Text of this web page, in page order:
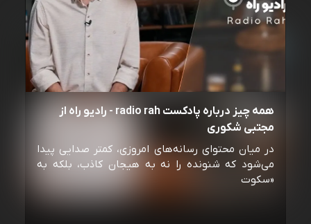
همه چیز درباره پادکست radio rah - رادیو راه از
مجتبی شکوری
در میان محتوای رسانه‌های امروزی، کمتر صدایی پیدا
می‌شود که شنونده را نه به هیجان کاذب، بلکه به
«سکوت